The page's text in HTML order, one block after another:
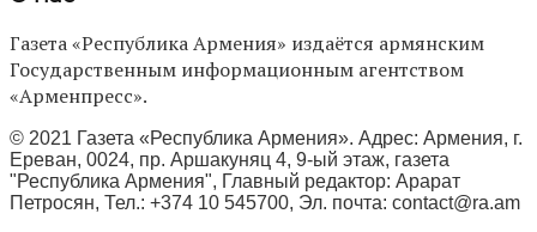
Газета «Республика Армения» издаётся армянским
Государственным информационным агентством
«Арменпресс».
© 2021 Газета «Республика Армения». Адрес: Армения, г.
Ереван, 0024, пр. Аршакуняц 4, 9-ый этаж, газета
"Республика Армения", Главный редактор: Арарат
Петросян, Тел.: +374 10 545700, Эл. почта: contact@ra.am